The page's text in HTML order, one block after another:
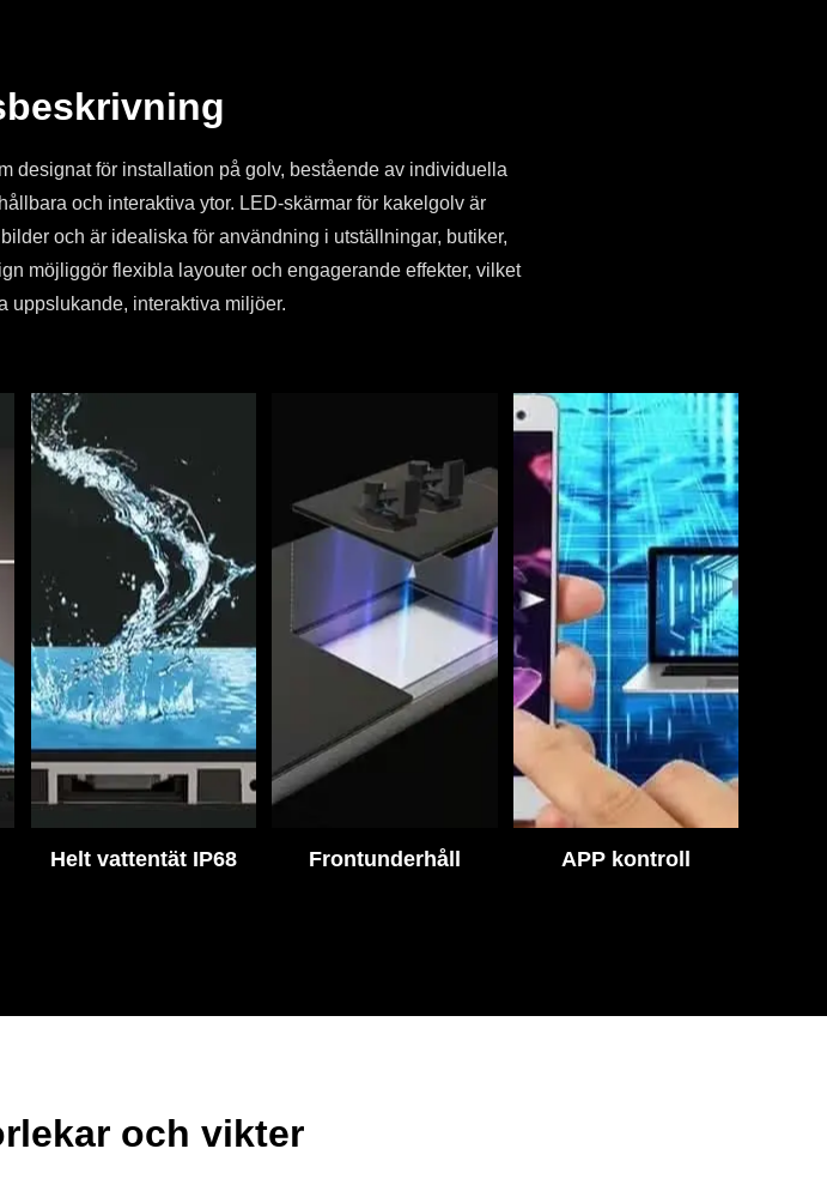
designat för installation på golv, bestående av individuella
och interaktiva ytor. LED-skärmar för kakelgolv är
och är idealiska för användning i utställningar, butiker,
möjliggör flexibla layouter och engagerande effekter, vilket
uppslukande, interaktiva miljöer.
Helt vattentät IP68 Frontunderhåll APP kontroll
och vikter